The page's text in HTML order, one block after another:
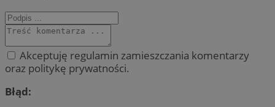
Akceptuję regulamin zamieszczania komentarzy
oraz politykę prywatności.
Błąd: